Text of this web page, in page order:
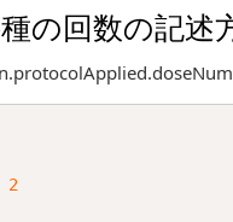
の回数の記述
2